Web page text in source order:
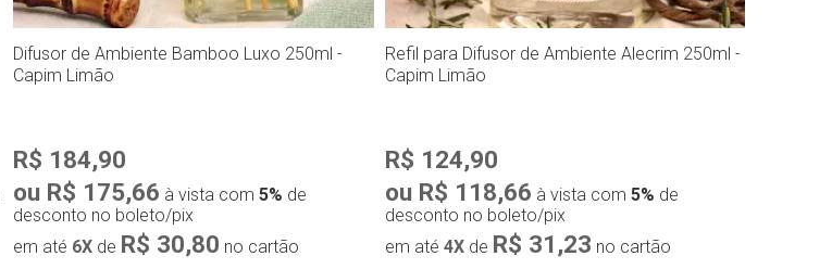
Difusor de Ambiente Bamboo Luxo 250ml -
Capim Limão
R$ 184,90
ou R$ 175,66 à vista com5% de
desconto no boleto/pix
em até 6X de R$ 30,80 no cartão
Refil para Difusor de Ambiente Alecrim 250ml -
Capim Limão
R$ 124,90
ou R$ 118,66 à vista com 5% de
desconto no boleto/pix
em até 4Xde R$ 31,23 no cartão